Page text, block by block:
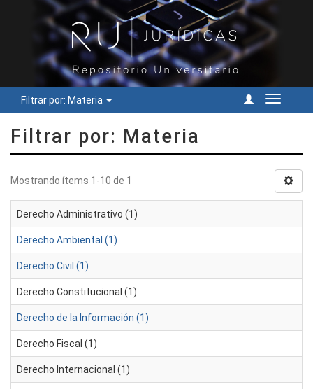
Filtrar por: Materia
Cambiar
Filtrar por: Materia
Mostrando ítems 1-10 de 1
Derecho Administrativo (1)
Derecho Ambiental (1)
Derecho Civil (1)
Derecho Constitucional (1)
Derecho de la Información (1)
Derecho Fiscal (1)
Derecho Internacional (1)